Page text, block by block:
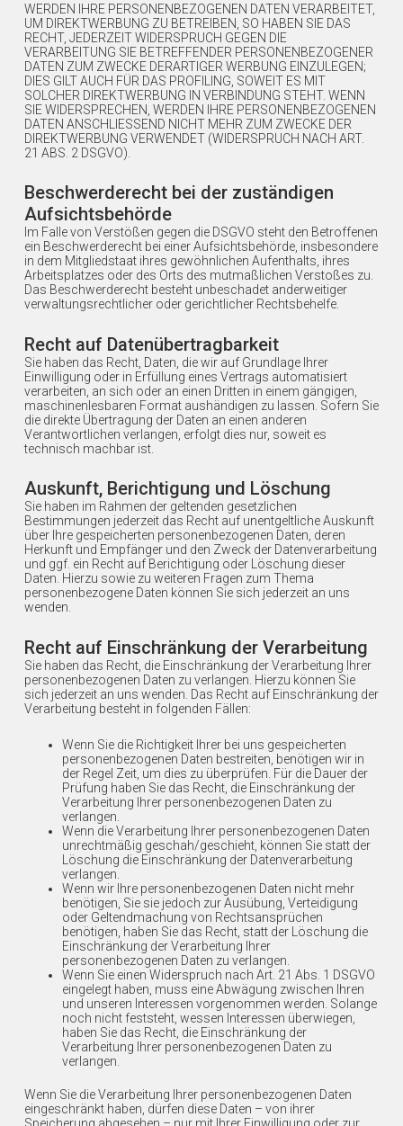
WERDEN IHRE PERSONENBEZOGENEN DATEN VERARBEITET,
UM DIREKTWERBUNG ZU BETREIBEN, SO HABEN SIE DAS
RECHT, JEDERZEIT WIDERSPRUCH GEGEN DIE
VERARBEITUNG SIE BETREFFENDER PERSONENBEZOGENER
DATEN ZUM ZWECKE DERARTIGER WERBUNG EINZULEGEN;
DIES GILT AUCH FÜR DAS PROFILING, SOWEIT ES MIT
SOLCHER DIREKTWERBUNG IN VERBINDUNG STEHT. WENN
SIE WIDERSPRECHEN, WERDEN IHRE PERSONENBEZOGENEN
DATEN ANSCHLIESSEND NICHT MEHR ZUM ZWECKE DER
DIREKTWERBUNG VERWENDET (WIDERSPRUCH NACH ART.
21 ABS. 2 DSGVO).
Beschwerde­recht bei der zuständigen
Aufsichts­behörde
Im Falle von Verstößen gegen die DSGVO steht den Betroffenen
ein Beschwerderecht bei einer Aufsichtsbehörde, insbesondere
in dem Mitgliedstaat ihres gewöhnlichen Aufenthalts, ihres
Arbeitsplatzes oder des Orts des mutmaßlichen Verstoßes zu.
Das Beschwerderecht besteht unbeschadet anderweitiger
verwaltungsrechtlicher oder gerichtlicher Rechtsbehelfe.
Recht auf Daten­übertrag­barkeit
Sie haben das Recht, Daten, die wir auf Grundlage Ihrer
Einwilligung oder in Erfüllung eines Vertrags automatisiert
verarbeiten, an sich oder an einen Dritten in einem gängigen,
maschinenlesbaren Format aushändigen zu lassen. Sofern Sie
die direkte Übertragung der Daten an einen anderen
Verantwortlichen verlangen, erfolgt dies nur, soweit es
technisch machbar ist.
Auskunft, Berichtigung und Löschung
Sie haben im Rahmen der geltenden gesetzlichen
Bestimmungen jederzeit das Recht auf unentgeltliche Auskunft
über Ihre gespeicherten personenbezogenen Daten, deren
Herkunft und Empfänger und den Zweck der Datenverarbeitung
und ggf. ein Recht auf Berichtigung oder Löschung dieser
Daten. Hierzu sowie zu weiteren Fragen zum Thema
personenbezogene Daten können Sie sich jederzeit an uns
wenden.
Recht auf Einschränkung der Verarbeitung
Sie haben das Recht, die Einschränkung der Verarbeitung Ihrer
personenbezogenen Daten zu verlangen. Hierzu können Sie
sich jederzeit an uns wenden. Das Recht auf Einschränkung der
Verarbeitung besteht in folgenden Fällen:
Wenn Sie die Richtigkeit Ihrer bei uns gespeicherten
personenbezogenen Daten bestreiten, benötigen wir in
der Regel Zeit, um dies zu überprüfen. Für die Dauer der
Prüfung haben Sie das Recht, die Einschränkung der
Verarbeitung Ihrer personenbezogenen Daten zu
verlangen.
Wenn die Verarbeitung Ihrer personenbezogenen Daten
unrechtmäßig geschah/geschieht, können Sie statt der
Löschung die Einschränkung der Datenverarbeitung
verlangen.
Wenn wir Ihre personenbezogenen Daten nicht mehr
benötigen, Sie sie jedoch zur Ausübung, Verteidigung
oder Geltendmachung von Rechtsansprüchen
benötigen, haben Sie das Recht, statt der Löschung die
Einschränkung der Verarbeitung Ihrer
personenbezogenen Daten zu verlangen.
Wenn Sie einen Widerspruch nach Art. 21 Abs. 1 DSGVO
eingelegt haben, muss eine Abwägung zwischen Ihren
und unseren Interessen vorgenommen werden. Solange
noch nicht feststeht, wessen Interessen überwiegen,
haben Sie das Recht, die Einschränkung der
Verarbeitung Ihrer personenbezogenen Daten zu
verlangen.
Wenn Sie die Verarbeitung Ihrer personenbezogenen Daten
eingeschränkt haben, dürfen diese Daten – von ihrer